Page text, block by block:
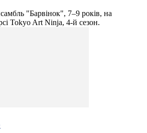
"Барвінок", 7–9 років, на
Tokyo Art Ninja, 4-й сезон.